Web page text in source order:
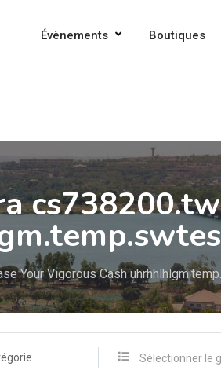
Évènements Boutiques
Your Vigorous Cash
Sélectionner le